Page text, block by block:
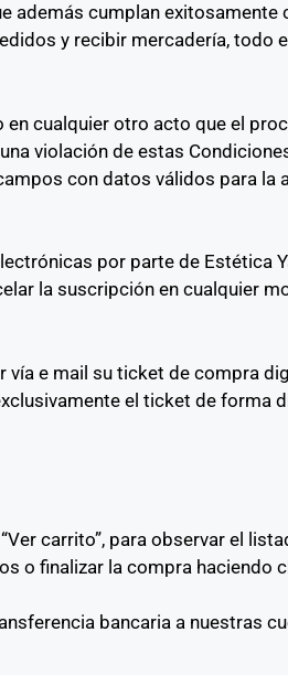
además cumplan
y recibir mercadería, todo
cualquier otro acto que el
violación de estas
con datos válidos para la
por parte de Estética
la suscripción en cualquier
e mail su ticket de compra
el ticket de forma
carrito”, para observar el
finalizar la compra haciendo
bancaria a nuestras